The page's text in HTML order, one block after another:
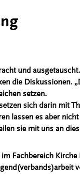
und
die Diskussionen.
setzen.
sich darin mit
lassen es aber nicht
sie mit uns an
Fachbereich Kirche